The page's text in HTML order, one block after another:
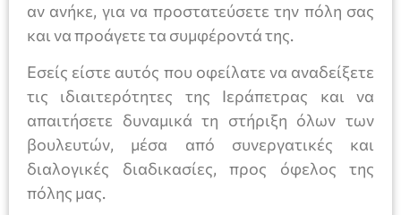
αν ανήκε, για να προστατεύσετε την πόλη σας
και να προάγετε τα συμφέροντά της.
Εσείς είστε αυτός που οφείλατε να αναδείξετε
τις ιδιαιτερότητες της Ιεράπετρας και να
απαιτήσετε δυναμικά τη στήριξη όλων των
βουλευτών, μέσα από συνεργατικές και
διαλογικές διαδικασίες, προς όφελος της
πόλης μας.